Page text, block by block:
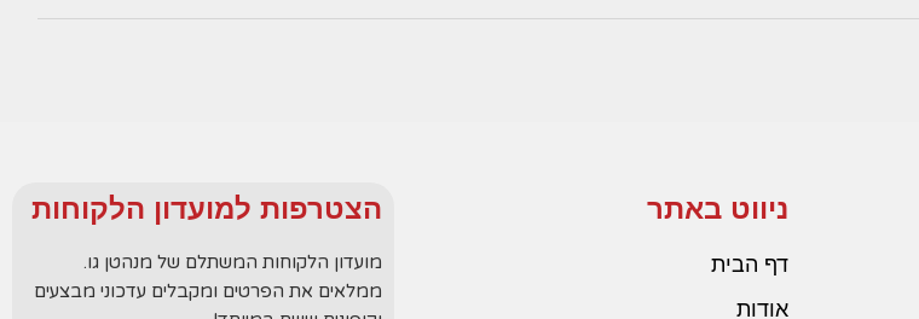
ניווט באתר
דף הבית
אודות
הצטרפות למועדון הלקוחות
מועדון הלקוחות המשתלם של מנהטן גו.
ממלאים את הפרטים ומקבלים עדכוני מבצעים